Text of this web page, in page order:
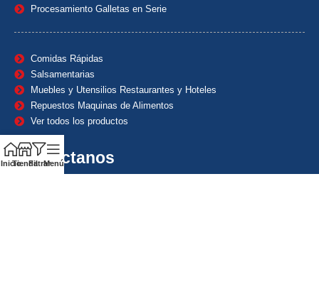
Procesamiento Galletas en Serie
Comidas Rápidas
Salsamentarias
Muebles y Utensilios Restaurantes y Hoteles
Repuestos Maquinas de Alimentos
Ver todos los productos
Contáctanos
InicioTiendaFiltrarMenú